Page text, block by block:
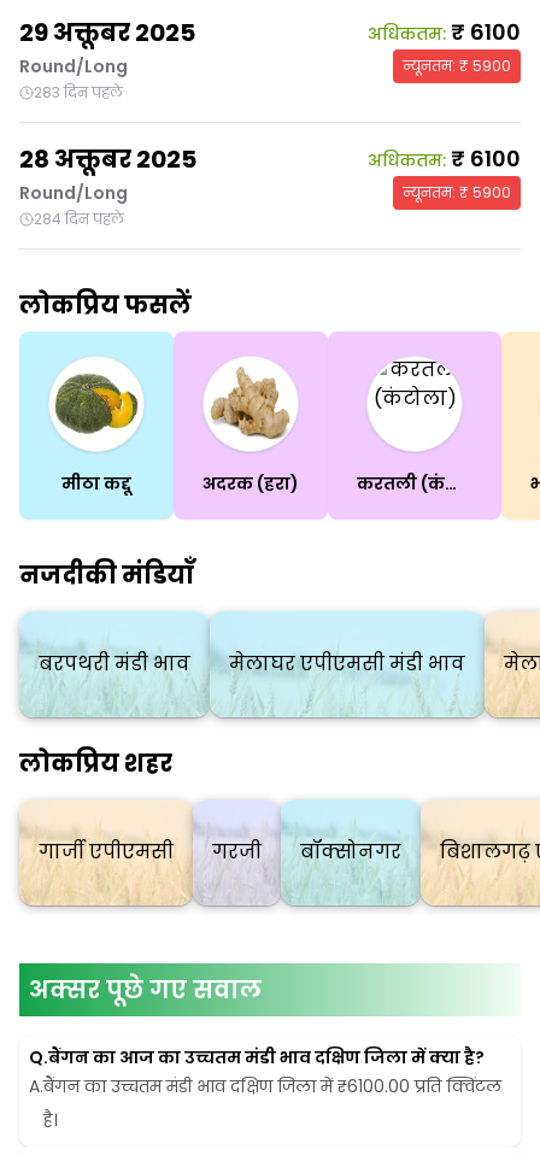
29 अक्तूबर 2025
Round/Long
283 दिन पहले
अधिकतम: ₹ 6100
न्यूनतम: ₹5900
28 अक्तूबर 2025
Round/Long
284 दिन पहले
अधिकतम: ₹ 6100
न्यूनतम: ₹5900
लोकप्रिय फसलें
मीठा कद्दू अदरक (हरा) करतली (कंटोला)
नजदीकी मंडियाँ
बरपथरी मंडी भाव मेलाघर एपीएमसी मंडी भाव
लोकप्रिय शहर
गार्जी एपीएमसी गरजी बॉक्सोनगर बिशालगढ़
अक्सर पूछे गए सवाल
Q.बैंगन का आज का उच्चतम मंडी भाव दक्षिण जिला में क्या है?
A.बैंगन का उच्चतम मंडी भाव दक्षिण जिला में ₹6100.00 प्रति क्विंटल
है।